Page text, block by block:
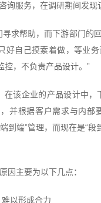
询服务，在调研期间发现
求帮助，而下游部门的
好自己摸索着做，等业
控，不负责产品设计。”
该企业的产品设计中
并根据客户需求与内
到端”管理，而现在是“
因主要为以下几点：
以形成合力